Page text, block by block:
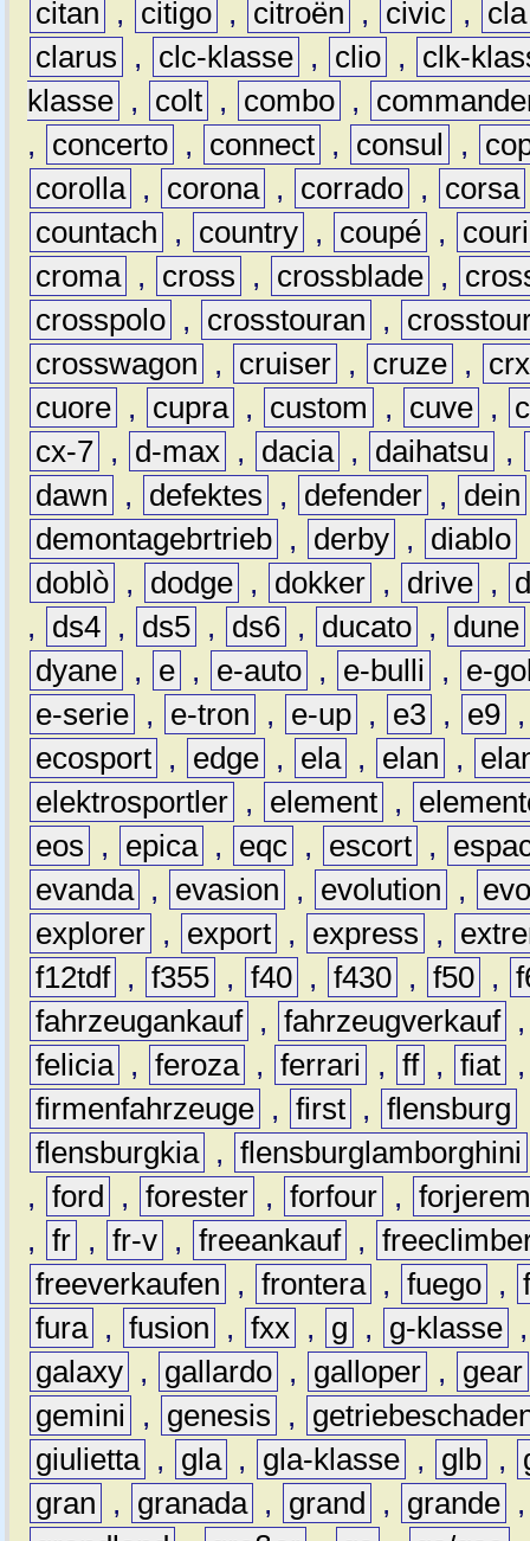
citan , citigo , citroën , civic ,
cla
clarus
, clc-klasse , clio ,
clk-
klasse , colt , combo ,
,
concerto , connect , consul ,
corolla , corona , corrado , corsa
countach
, country , coupé ,
croma , cross , crossblade ,
crosspolo , crosstouran ,
crosswagon
, cruiser , cruze ,
crx
cuore , cupra , custom , cuve ,
cx-7 , d-max , dacia , daihatsu
,
dawn
, defektes , defender , dein
demontagebrtrieb , derby , diablo
doblò , dodge , dokker , drive ,
,
ds4 , ds5 , ds6 , ducato , dune
dyane , e , e-auto , e-bulli ,
e-
e-serie , e-tron , e-up , e3 , e9
ecosport , edge , ela , elan ,
elektrosportler , element ,
eos
, epica , eqc , escort ,
evanda , evasion , evolution ,
explorer , export , express ,
f12tdf , f355 , f40 , f430 , f50 ,
fahrzeugankauf , fahrzeugverkauf
felicia , feroza , ferrari , ff , fiat
firmenfahrzeuge , first , flensburg
flensburgkia , flensburglamborghini
, ford , forester , forfour ,
, fr , fr-v , freeankauf ,
freeverkaufen
, frontera , fuego ,
fura , fusion , fxx , g , g-klasse
galaxy , gallardo , galloper ,
gear
gemini
, genesis ,
giulietta , gla , gla-klasse , glb ,
gran
, granada , grand , grande